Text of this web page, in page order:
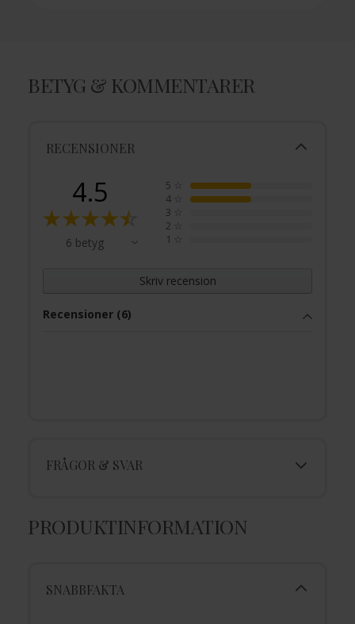
BETYG & KOMMENTARER
RECENSIONER
4.5
6 betyg
5
4
3
2
1
Skriv recension
Recensioner (6)
FRÅGOR & SVAR
PRODUKTINFORMATION
SNABBFAKTA